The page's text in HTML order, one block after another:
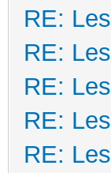
RE:
RE:
RE:
RE:
RE: